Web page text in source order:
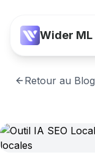
Wider ML
Retour au Blog